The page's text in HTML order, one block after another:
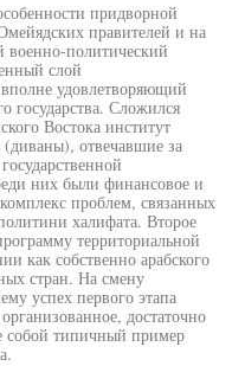
придворной
правителей и на
военно-политический
слой
удовлетворяющий
государства. Сложился
Востока институт
отвечавшие за
них были финансовое и
проблем, связанных
халифата. Второе
территориальной
как собственно арабского
стран. На смену
успех первого этапа
достаточно
собой типичный пример